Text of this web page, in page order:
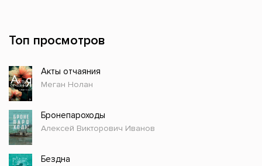
Топ просмотров
Акты отчаяния
Меган Нолан
Бронепароходы
Алексей Викторович Иванов
Бездна